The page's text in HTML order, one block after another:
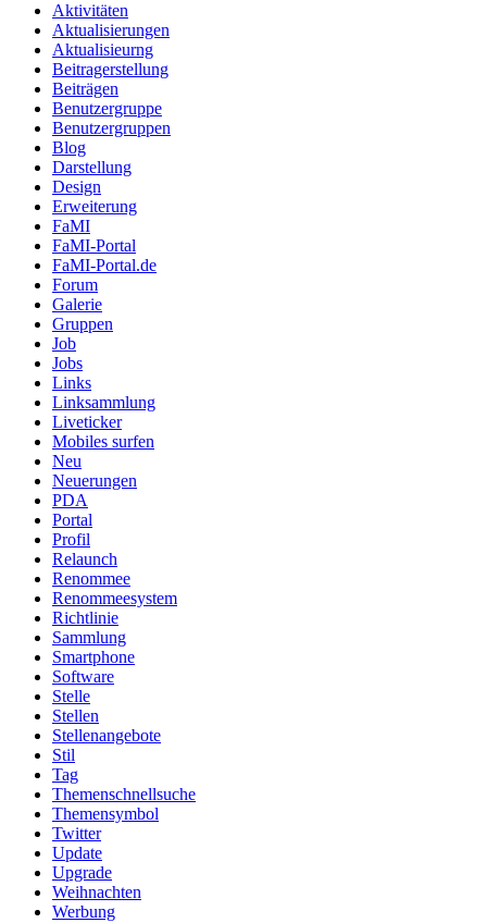
Aktivitäten
Aktualisierungen
Aktualisieurng
Beitragerstellung
Beiträgen
Benutzergruppe
Benutzergruppen
Blog
Darstellung
Design
Erweiterung
FaMI
FaMI-Portal
FaMI-Portal.de
Forum
Galerie
Gruppen
Job
Jobs
Links
Linksammlung
Liveticker
Mobiles surfen
Neu
Neuerungen
PDA
Portal
Profil
Relaunch
Renommee
Renommeesystem
Richtlinie
Sammlung
Smartphone
Software
Stelle
Stellen
Stellenangebote
Stil
Tag
Themenschnellsuche
Themensymbol
Twitter
Update
Upgrade
Weihnachten
Werbung